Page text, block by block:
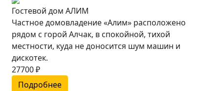
Гостевой дом АЛИМ
Частное домовладение «Алим» расположено
рядом с горой Алчак, в спокойной, тихой
местности, куда не доносится шум машин и
дискотек.
27700 ₽
Подробнее